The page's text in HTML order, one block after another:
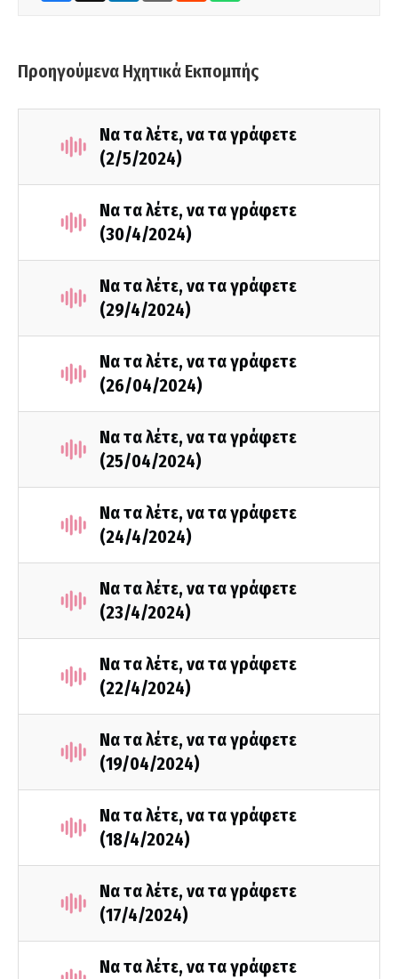
Προηγούμενα Ηχητικά Εκπομπής
Να τα λέτε, να τα γράφετε
(2/5/2024)
Να τα λέτε, να τα γράφετε
(30/4/2024)
Να τα λέτε, να τα γράφετε
(29/4/2024)
Να τα λέτε, να τα γράφετε
(26/04/2024)
Να τα λέτε, να τα γράφετε
(25/04/2024)
Να τα λέτε, να τα γράφετε
(24/4/2024)
Να τα λέτε, να τα γράφετε
(23/4/2024)
Να τα λέτε, να τα γράφετε
(22/4/2024)
Να τα λέτε, να τα γράφετε
(19/04/2024)
Να τα λέτε, να τα γράφετε
(18/4/2024)
Να τα λέτε, να τα γράφετε
(17/4/2024)
Να τα λέτε, να τα γράφετε